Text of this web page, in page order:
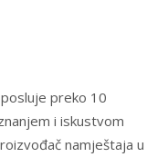
preko 10
i iskustvom
namještaja u